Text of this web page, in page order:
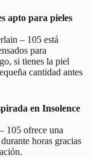
apto para pieles
– 105 está
para
si tienes la piel
cantidad antes
en Insolence
105 ofrece una
horas gracias